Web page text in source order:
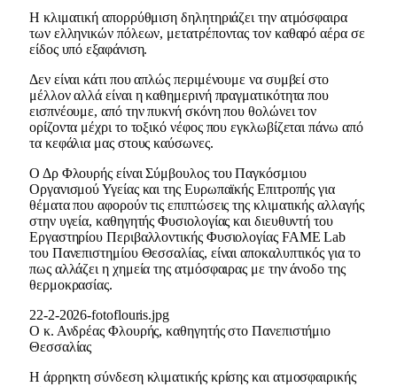
Η κλιματική απορρύθμιση δηλητηριάζει την ατμόσφαιρα
των ελληνικών πόλεων, μετατρέποντας τον καθαρό αέρα σε
είδος υπό εξαφάνιση.
Δεν είναι κάτι που απλώς περιμένουμε να συμβεί στο
μέλλον αλλά είναι η καθημερινή πραγματικότητα που
εισπνέουμε, από την πυκνή σκόνη που θολώνει τον
ορίζοντα μέχρι το τοξικό νέφος που εγκλωβίζεται πάνω από
τα κεφάλια μας στους καύσωνες.
Ο Δρ Φλουρής είναι Σύμβουλος του Παγκόσμιου
Οργανισμού Υγείας και της Ευρωπαϊκής Επιτροπής για
θέματα που αφορούν τις επιπτώσεις της κλιματικής αλλαγής
στην υγεία, καθηγητής Φυσιολογίας και διευθυντή του
Εργαστηρίου Περιβαλλοντικής Φυσιολογίας FAME Lab
του Πανεπιστημίου Θεσσαλίας, είναι αποκαλυπτικός για το
πως αλλάζει η χημεία της ατμόσφαιρας με την άνοδο της
θερμοκρασίας.
22-2-2026-fotoflouris.jpg
Ο κ. Ανδρέας Φλουρής, καθηγητής στο Πανεπιστήμιο
Θεσσαλίας
Η άρρηκτη σύνδεση κλιματικής κρίσης και ατμοσφαιρικής